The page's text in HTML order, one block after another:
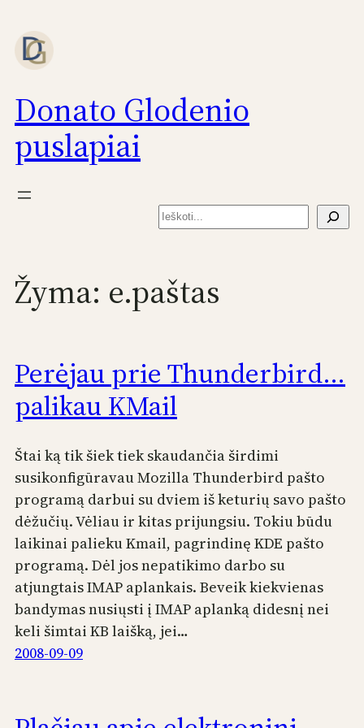
prie
turinio
Donato Glodenio
puslapiai
Paieška
Žyma: e.paštas
Perėjau prie Thunderbird…
palikau KMail
Štai ką tik šiek tiek skaudančia širdimi
susikonfigūravau Mozilla Thunderbird pašto
programą darbui su dviem iš keturių savo pašto
dėžučių. Vėliau ir kitas prijungsiu. Tokiu būdu
laikinai palieku Kmail, pagrindinę KDE pašto
programą. Dėl jos nepatikimo darbo su
atjungtais IMAP aplankais. Beveik kiekvienas
bandymas nusiųsti į IMAP aplanką didesnį nei
keli šimtai KB laišką, jei…
2008-09-09